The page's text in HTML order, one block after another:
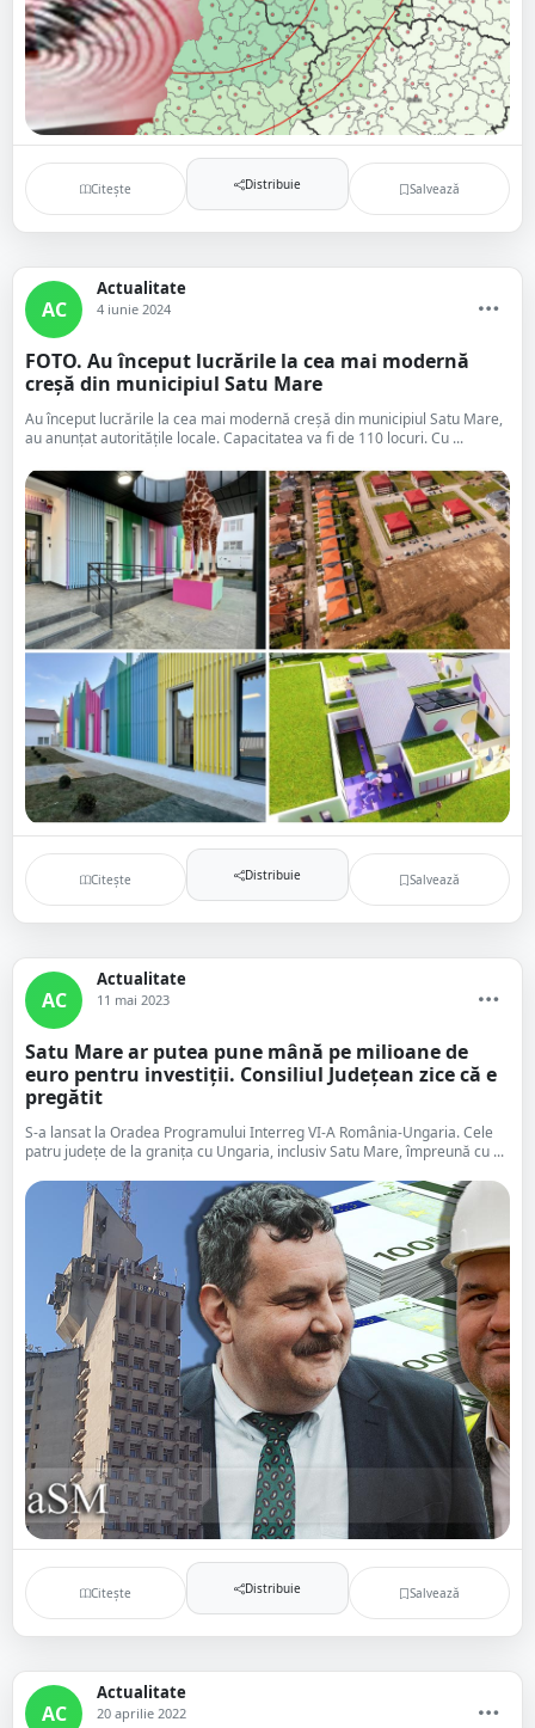
Citește Distribuie Salvează
AC
Actualitate
4 iunie 2024
FOTO. Au început lucrările la cea mai modernă
creșă din municipiul Satu Mare
Au început lucrările la cea mai modernă creșă din municipiul Satu Mare,
au anunțat autoritățile locale. Capacitatea va fi de 110 locuri. Cu ...
Citește Distribuie Salvează
AC
Actualitate
11 mai 2023
Satu Mare ar putea pune mână pe milioane de
euro pentru investiții. Consiliul Județean zice că e
pregătit
S-a lansat la Oradea Programului Interreg VI-A România-Ungaria. Cele
patru județe de la granița cu Ungaria, inclusiv Satu Mare, împreună cu ...
Citește Distribuie Salvează
AC
Actualitate
20 aprilie 2022